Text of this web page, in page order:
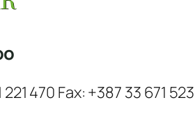
470 Fax: +387 33 671 523